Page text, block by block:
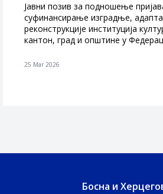
Јавни позив за подношење
суфинансирање изградње,
реконструкције институција
кантон, град и општине у
25 Mar 2026
Босна и